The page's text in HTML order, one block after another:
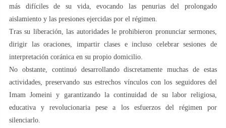
más difíciles de su vida, evocando las penurias del prolongado
aislamiento y las presiones ejercidas por el régimen.
Tras su liberación, las autoridades le prohibieron pronunciar sermones,
dirigir las oraciones, impartir clases e incluso celebrar sesiones de
interpretación coránica en su propio domicilio.
No obstante, continuó desarrollando discretamente muchas de estas
actividades, preservando sus estrechos vínculos con los seguidores del
Imam Jomeini y garantizando la continuidad de su labor religiosa,
educativa y revolucionaria pese a los esfuerzos del régimen por
silenciarlo.